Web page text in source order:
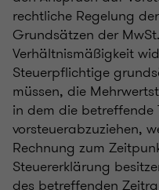
rechtliche Regelung
Grundsätzen der
Verhältnismäßigkeit
Steuerpflichtige
müssen, die
in dem die
vorsteuerabzuziehen,
Rechnung zum
Steuererklärung
des betreffenden